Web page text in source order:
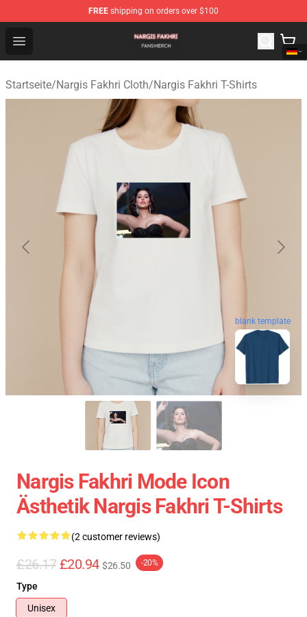
FREE shipping on orders over $100
Open menu
Nargis Fakhri Shop - Official Nargis Fakhri Merchandise
Startseite/Nargis Fakhri Cloth/Nargis Fakhri T-Shirts
blank template
Nargis Fakhri Mode Icon
Ästhetik Nargis Fakhri T-Shirts
(2 customer reviews)
£26.17 £20.94 $26.50 -20%
Type
Unisex